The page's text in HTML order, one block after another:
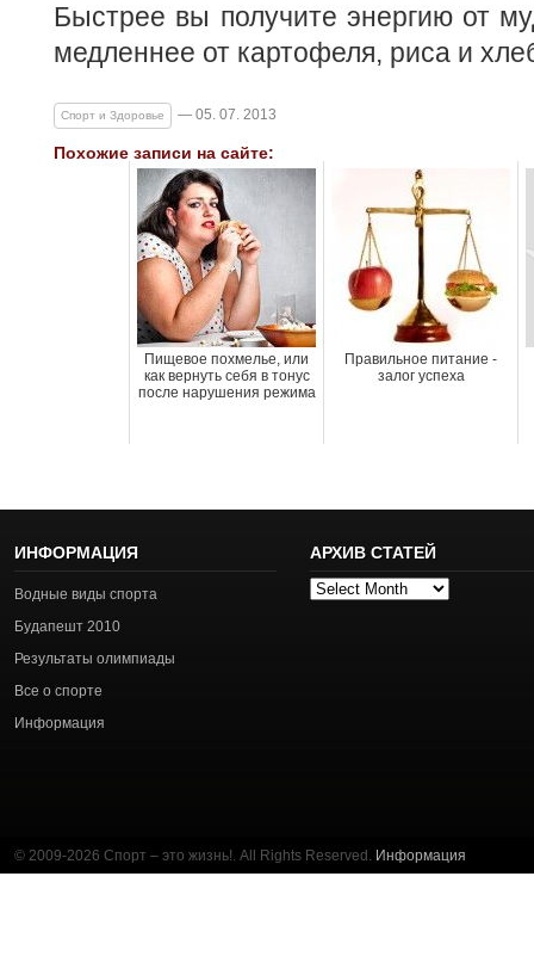
Быстрее вы получите энергию от
медленнее от картофеля, риса и
Спорт и Здоровье — 05. 07. 2013
Похожие записи на сайте:
Пищевое похмелье, или
как вернуть себя в тонус
после нарушения режима
Правильное питание -
залог успеха
ИНФОРМАЦИЯ
Водные виды спорта
Будапешт 2010
Результаты олимпиады
Все о спорте
Информация
АРХИВ СТАТЕЙ
Архив
© 2009-2026 Спорт – это жизнь!. All Rights Reserved. Информация